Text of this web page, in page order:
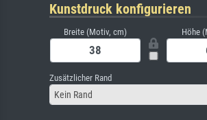
Kunstdruck konfigurieren
Breite (Motiv, cm) Höhe
Zusätzlicher Rand
Kein Rand